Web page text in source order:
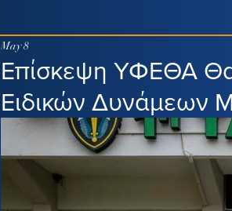
Επίσκεψη ΥΦΕΘΑ
Ειδικών Δυνάμεων
May 8